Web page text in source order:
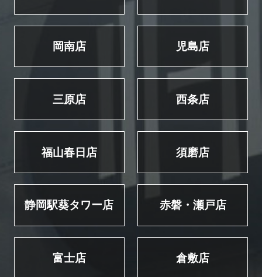
岡南店 児島店
三原店 西条店
福山春日店 須磨店
静岡駅葵タワー店 赤磐・瀬戸店
富士店 倉敷店